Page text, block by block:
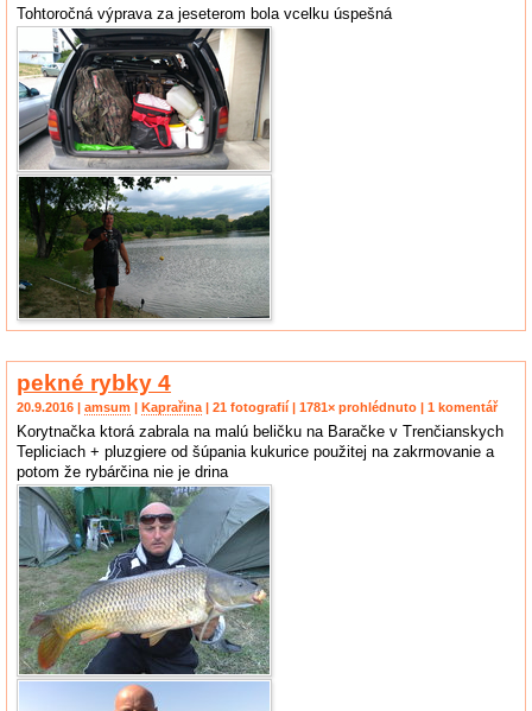
Tohtoročná výprava za jeseterom bola vcelku úspešná
pekné rybky 4
20.9.2016 | amsum | Kaprařina | 21 fotografií | 1781× prohlédnuto | 1 komentář
Korytnačka ktorá zabrala na malú beličku na Baračke v Trenčianskych
Tepliciach + pluzgiere od šúpania kukurice použitej na zakrmovanie a
potom že rybárčina nie je drina